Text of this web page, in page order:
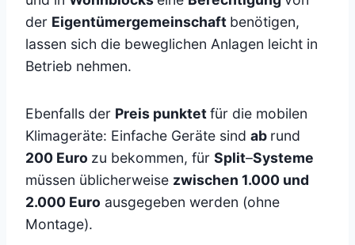
der Eigentümergemeinschaft benötigen,
lassen sich die beweglichen Anlagen leicht in
Betrieb nehmen.
Ebenfalls der Preis punktetfür die mobilen
Klimageräte: Einfache Geräte sind ab rund
200 Euro zu bekommen, für Split–Systeme
müssen üblicherweise zwischen 1.000 und
2.000 Euro ausgegeben werden (ohne
Montage).